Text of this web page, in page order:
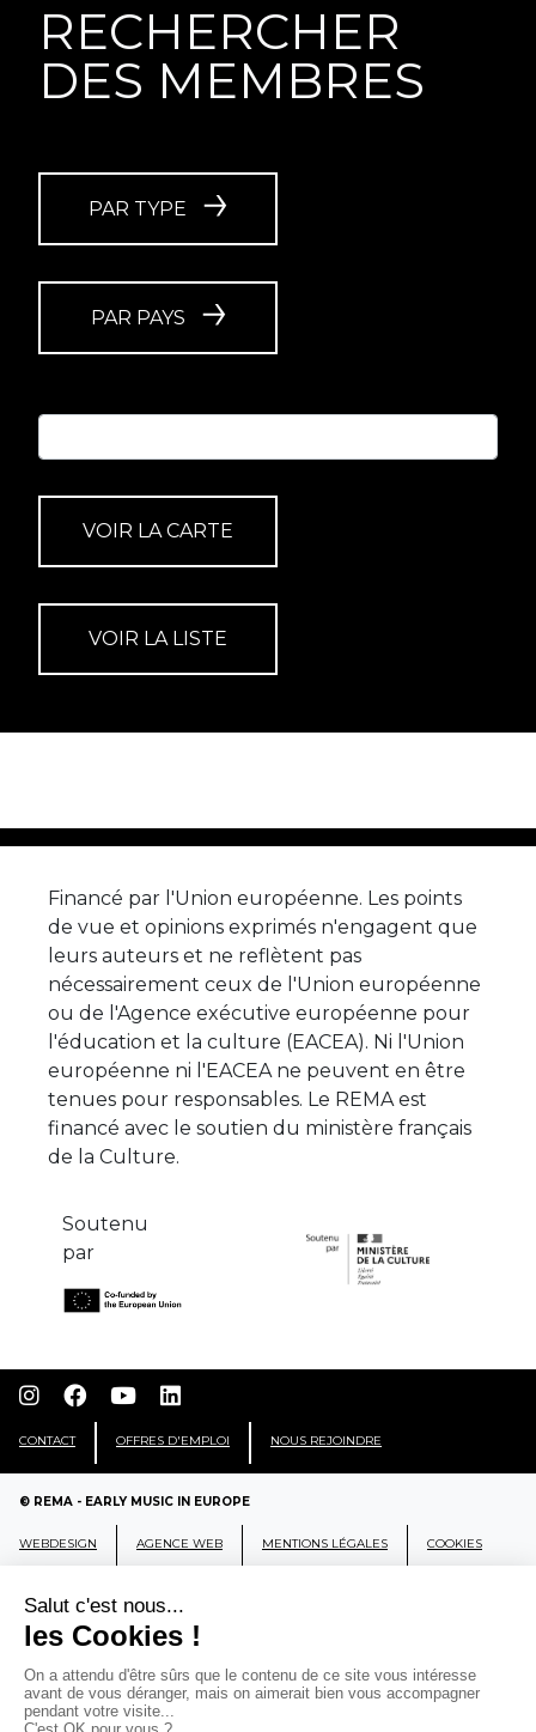
RECHERCHER
DES MEMBRES
PAR TYPE
PAR PAYS
Financé par l'Union européenne. Les points
de vue et opinions exprimés n'engagent que
leurs auteurs et ne reflètent pas
nécessairement ceux de l'Union européenne
ou de l'Agence exécutive européenne pour
l'éducation et la culture (EACEA). Ni l'Union
européenne ni l'EACEA ne peuvent en être
tenues pour responsables. Le REMA est
financé avec le soutien du ministère français
de la Culture.
Soutenu
par
CONTACT OFFRES D'EMPLOI NOUS REJOINDRE
© REMA - EARLY MUSIC IN EUROPE
WEBDESIGN AGENCE WEB MENTIONS LÉGALES COOKIES
REMA
RÉSEAU EUROPÉEN DE MUSIQUE